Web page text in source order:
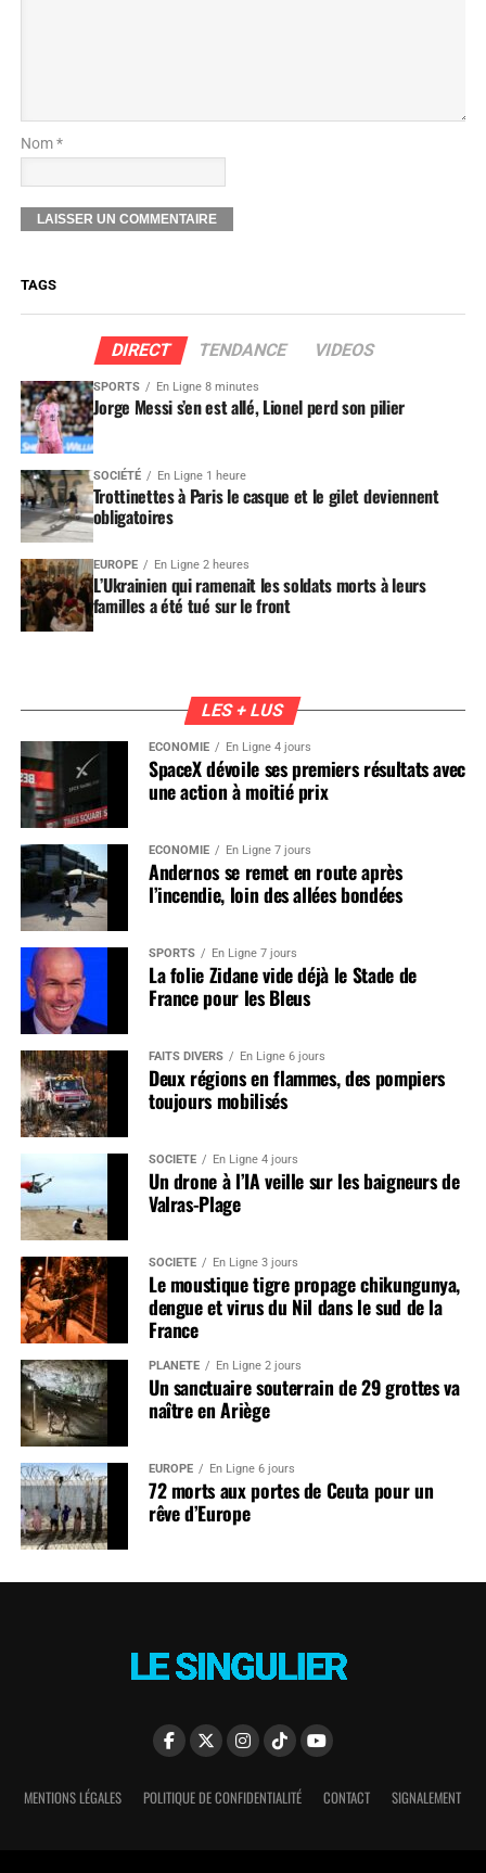
Nom *
TAGS
DIRECT TENDANCE VIDEOS
SPORTS En Ligne 8 minutes
Jorge Messi s’en est allé, Lionel perd son pilier
SOCIÉTÉ En Ligne 1 heure
Trottinettes à Paris le casque et le gilet deviennent
obligatoires
EUROPE En Ligne 2 heures
L’Ukrainien qui ramenait les soldats morts à leurs
familles a été tué sur le front
LES + LUS
ÉCONOMIE En Ligne 4 jours
SpaceX dévoile ses premiers résultats avec
une action à moitié prix
ÉCONOMIE En Ligne 7 jours
Andernos se remet en route après
l’incendie, loin des allées bondées
SPORTS En Ligne 7 jours
La folie Zidane vide déjà le Stade de
France pour les Bleus
FAITS DIVERS En Ligne 6 jours
Deux régions en flammes, des pompiers
toujours mobilisés
SOCIÉTÉ En Ligne 4 jours
Un drone à l’IA veille sur les baigneurs de
Valras-Plage
SOCIÉTÉ En Ligne 3 jours
Le moustique tigre propage chikungunya,
dengue et virus du Nil dans le sud de la
France
PLANÈTE En Ligne 2 jours
Un sanctuaire souterrain de 29 grottes va
naître en Ariège
EUROPE En Ligne 6 jours
72 morts aux portes de Ceuta pour un
rêve d’Europe
MENTIONS LÉGALES POLITIQUE DE CONFIDENTIALITÉ CONTACT SIGNALEMENT